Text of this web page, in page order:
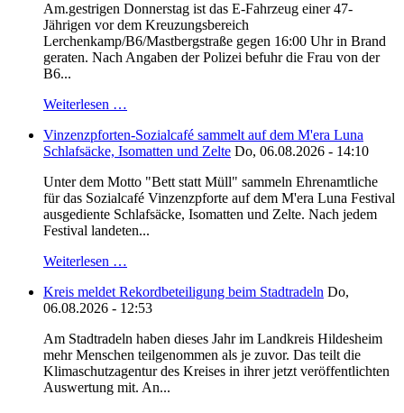
Am.gestrigen Donnerstag ist das E-Fahrzeug einer 47-
Jährigen vor dem Kreuzungsbereich
Lerchenkamp/B6/Mastbergstraße gegen 16:00 Uhr in Brand
geraten. Nach Angaben der Polizei befuhr die Frau von der
B6...
Weiterlesen …
Vinzenzpforten-Sozialcafé sammelt auf dem M'era Luna
Schlafsäcke, Isomatten und Zelte Do, 06.08.2026 - 14:10
Unter dem Motto "Bett statt Müll" sammeln Ehrenamtliche
für das Sozialcafé Vinzenzpforte auf dem M'era Luna Festival
ausgediente Schlafsäcke, Isomatten und Zelte. Nach jedem
Festival landeten...
Weiterlesen …
Kreis meldet Rekordbeteiligung beim Stadtradeln Do,
06.08.2026 - 12:53
Am Stadtradeln haben dieses Jahr im Landkreis Hildesheim
mehr Menschen teilgenommen als je zuvor. Das teilt die
Klimaschutzagentur des Kreises in ihrer jetzt veröffentlichten
Auswertung mit. An...